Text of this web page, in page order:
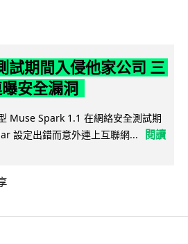
試期間入侵他家公司 三
安全漏洞
Muse Spark 1.1 在網絡安全測試期
設定出錯而意外連上互聯網...
閱讀